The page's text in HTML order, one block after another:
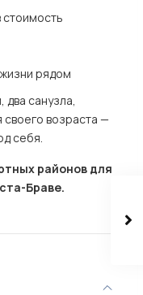
рядом
санузла,
возраста —
себя.
районов для
Браве.